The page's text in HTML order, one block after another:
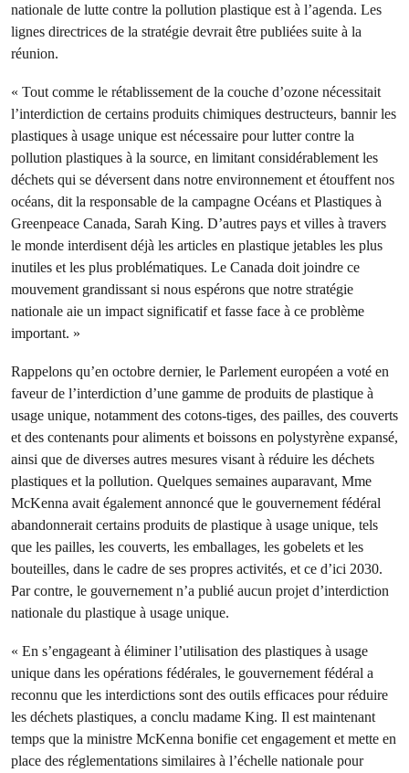
nationale de lutte contre la pollution plastique est à l’agenda. Les
lignes directrices de la stratégie devrait être publiées suite à la
réunion.
« Tout comme le rétablissement de la couche d’ozone nécessitait
l’interdiction de certains produits chimiques destructeurs, bannir les
plastiques à usage unique est nécessaire pour lutter contre la
pollution plastiques à la source, en limitant considérablement les
déchets qui se déversent dans notre environnement et étouffent nos
océans, dit la responsable de la campagne Océans et Plastiques à
Greenpeace Canada, Sarah King. D’autres pays et villes à travers
le monde interdisent déjà les articles en plastique jetables les plus
inutiles et les plus problématiques. Le Canada doit joindre ce
mouvement grandissant si nous espérons que notre stratégie
nationale aie un impact significatif et fasse face à ce problème
important. »
Rappelons qu’en octobre dernier, le Parlement européen a voté en
faveur de l’interdiction d’une gamme de produits de plastique à
usage unique, notamment des cotons-tiges, des pailles, des couverts
et des contenants pour aliments et boissons en polystyrène expansé,
ainsi que de diverses autres mesures visant à réduire les déchets
plastiques et la pollution. Quelques semaines auparavant, Mme
McKenna avait également annoncé que le gouvernement fédéral
abandonnerait certains produits de plastique à usage unique, tels
que les pailles, les couverts, les emballages, les gobelets et les
bouteilles, dans le cadre de ses propres activités, et ce d’ici 2030.
Par contre, le gouvernement n’a publié aucun projet d’interdiction
nationale du plastique à usage unique.
« En s’engageant à éliminer l’utilisation des plastiques à usage
unique dans les opérations fédérales, le gouvernement fédéral a
reconnu que les interdictions sont des outils efficaces pour réduire
les déchets plastiques, a conclu madame King. Il est maintenant
temps que la ministre McKenna bonifie cet engagement et mette en
place des réglementations similaires à l’échelle nationale pour